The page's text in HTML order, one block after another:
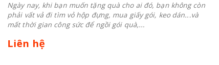
Ngày nay, khi bạn muốn tặng quà cho ai đó, bạn không còn
phải vất vả đi tìm vỏ hộp đựng, mua giấy gói, keo dán...và
mất thời gian công sức để ngồi gói quà,...
Liên hệ